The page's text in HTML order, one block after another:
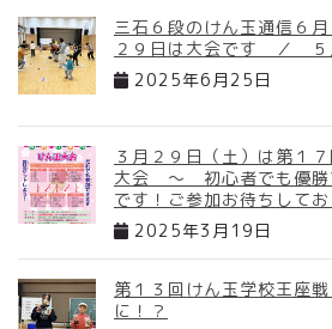
三石６段のけん玉通信６
２９日は大会です ／ ５
2025年6月25日
３月２９日（土）は第１
大会 ～ 初心者でも優勝
です！ご参加お待ちしてお
2025年3月19日
第１３回けん玉学校王
に！？